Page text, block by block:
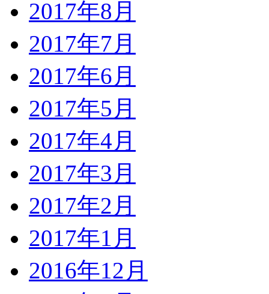
2017年8月
2017年7月
2017年6月
2017年5月
2017年4月
2017年3月
2017年2月
2017年1月
2016年12月